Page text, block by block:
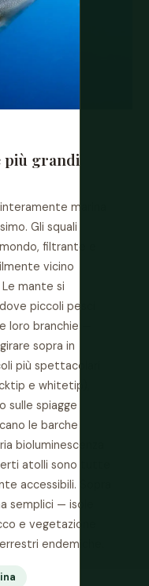
più grandi
marina
Gli squali
filtrante e
vicino
mante si
piccoli pesci
loro branchie —
sopra in
più spettacolari
e whitetip),
sulle spiagge
le barche
bioluminescenza
atolli sono tutte
accessibili. Sopra
semplici — isole
e vegetazione
endemiche.